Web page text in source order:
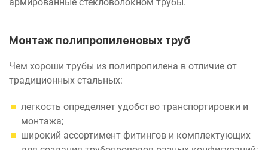
Монтаж полипропиленовых труб
Чем хороши трубы из полипропилена в отличие от
традиционных стальных:
легкость определяет удобство транспортировки и
монтажа;
широкий ассортимент фитингов и комплектующих